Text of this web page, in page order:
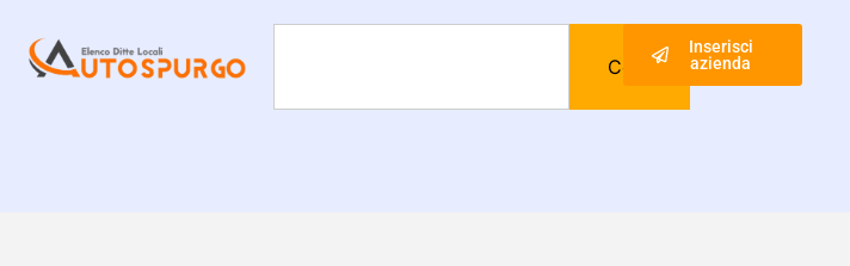
Cerca
Inserisci
azienda